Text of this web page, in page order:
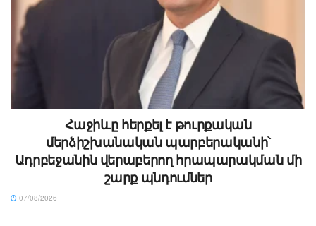
Հաջիևը հերքել է թուրքական
մերձիշխանական պարբերականի՝
Ադրբեջանին վերաբերող հրապարակման մի
շարք պնդումներ
07/08/2026